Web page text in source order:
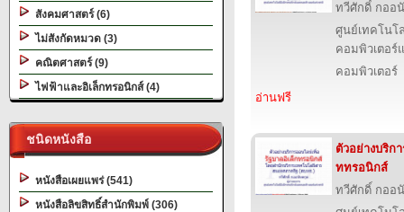
สังคมศาสตร์ (6)
ไม่สังกัดหมวด (3)
คณิตศาสตร์ (9)
ไฟฟ้าและอิเล็กทรอนิกส์ (4)
ชนิดหนังสือ
หนังสือเผยแพร่ (541)
หนังสือลิขสิทธิ์สำนักพิมพ์ (306)
ทวีศักดิ์ กออ
ศูนย์เทคโนโ
คอมพิวเตอร์
คอมพิวเตอร์
อ่านฟรี
ตัวอย่างบริก
ททรอนิกส์
ทวีศักดิ์ กออ